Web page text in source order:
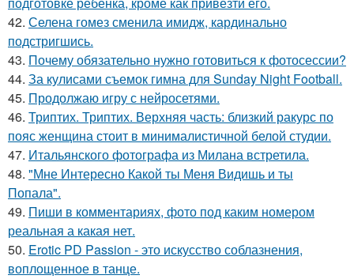
42. Селена гомез сменила имидж, кардинально
подстригшись.
43. Почему обязательно нужно готовиться к фотосессии?
44. За кулисами съемок гимна для Sunday Night Football.
45. Продолжаю игру с нейросетями.
46. Триптих. Триптих. Верхняя часть: близкий ракурс по
пояс женщина стоит в минималистичной белой студии.
47. Итальянского фотографа из Милана встретила.
48. "Мне Интересно Какой ты Меня Видишь и ты
Попала".
49. Пиши в комментариях, фото под каким номером
реальная а какая нет.
50. Erotic PD Passion - это искусство соблазнения,
воплощенное в танце.